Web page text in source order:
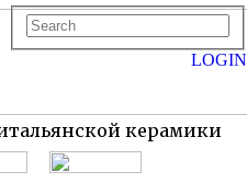
керамики
LOGIN